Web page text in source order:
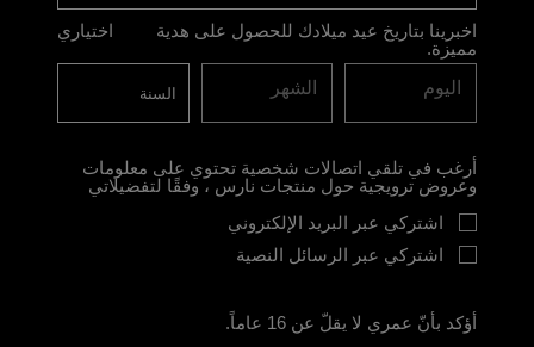
اخبرينا بتاريخ عيد ميلادك للحصول على هدية
مميزة.
اختياري
اليوم الشهر
أرغب في تلقي اتصالات شخصية تحتوي على معلومات
وعروض ترويجية حول منتجات نارس ، وفقًا لتفضيلاتي
اشتركي عبر البريد الإلكتروني
اشتركي عبر الرسائل النصية
أؤكد بأنّ عمري لا يقلّ عن 16 عاماً.